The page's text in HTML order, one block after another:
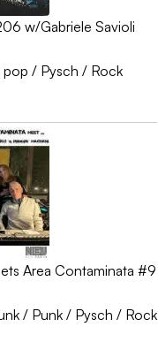
w/Gabriele Savioli
pop / Pysch / Rock
Area Contaminata #9
/ Punk / Pysch / Rock